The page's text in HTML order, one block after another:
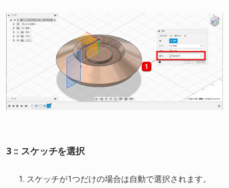
3 :: スケッチを選択
スケッチが1つだけの場合は自動で選択されます。